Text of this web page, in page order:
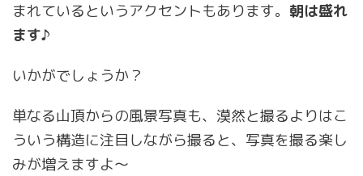
まれているというアクセントもあります。 朝は盛れ
ます♪
いかがでしょうか？
単なる山頂からの風景写真も、漠然と撮るよりはこ
ういう構造に注目しながら撮ると、写真を撮る楽し
みが増えますよ～